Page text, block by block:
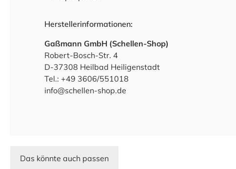
Herstellerinformationen:
Gaßmann GmbH (Schellen-Shop)
Robert-Bosch-Str. 4
D-37308 Heilbad Heiligenstadt
Tel.: +49 3606/551018
info@schellen-shop.de
Das könnte auch passen